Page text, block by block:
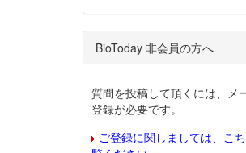
BioToday 非会員の方へ
質問を投稿して頂くには、メ
登録が必要です。
ご登録に関しましては、こ